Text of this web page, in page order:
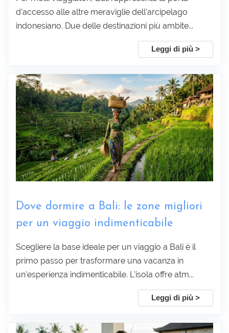
Sottoscrivi
d'accesso alle altre meraviglie dell'arcipelago
indonesiano. Due delle destinazioni più ambite...
Leggi di più >
Dove dormire a Bali: le zone migliori
per un viaggio indimenticabile
Scegliere la base ideale per un viaggio a Bali è il
primo passo per trasformare una vacanza in
un'esperienza indimenticabile. L'isola offre atm...
Leggi di più >